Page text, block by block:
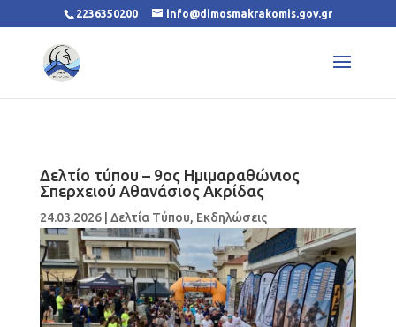
2236350200 info@dimosmakrakomis.gov.gr
Δελτίο τύπου – 9ος Ημιμαραθώνιος
Σπερχειού Αθανάσιος Ακρίδας
24.03.2026| Δελτία Τύπου, Εκδηλώσεις